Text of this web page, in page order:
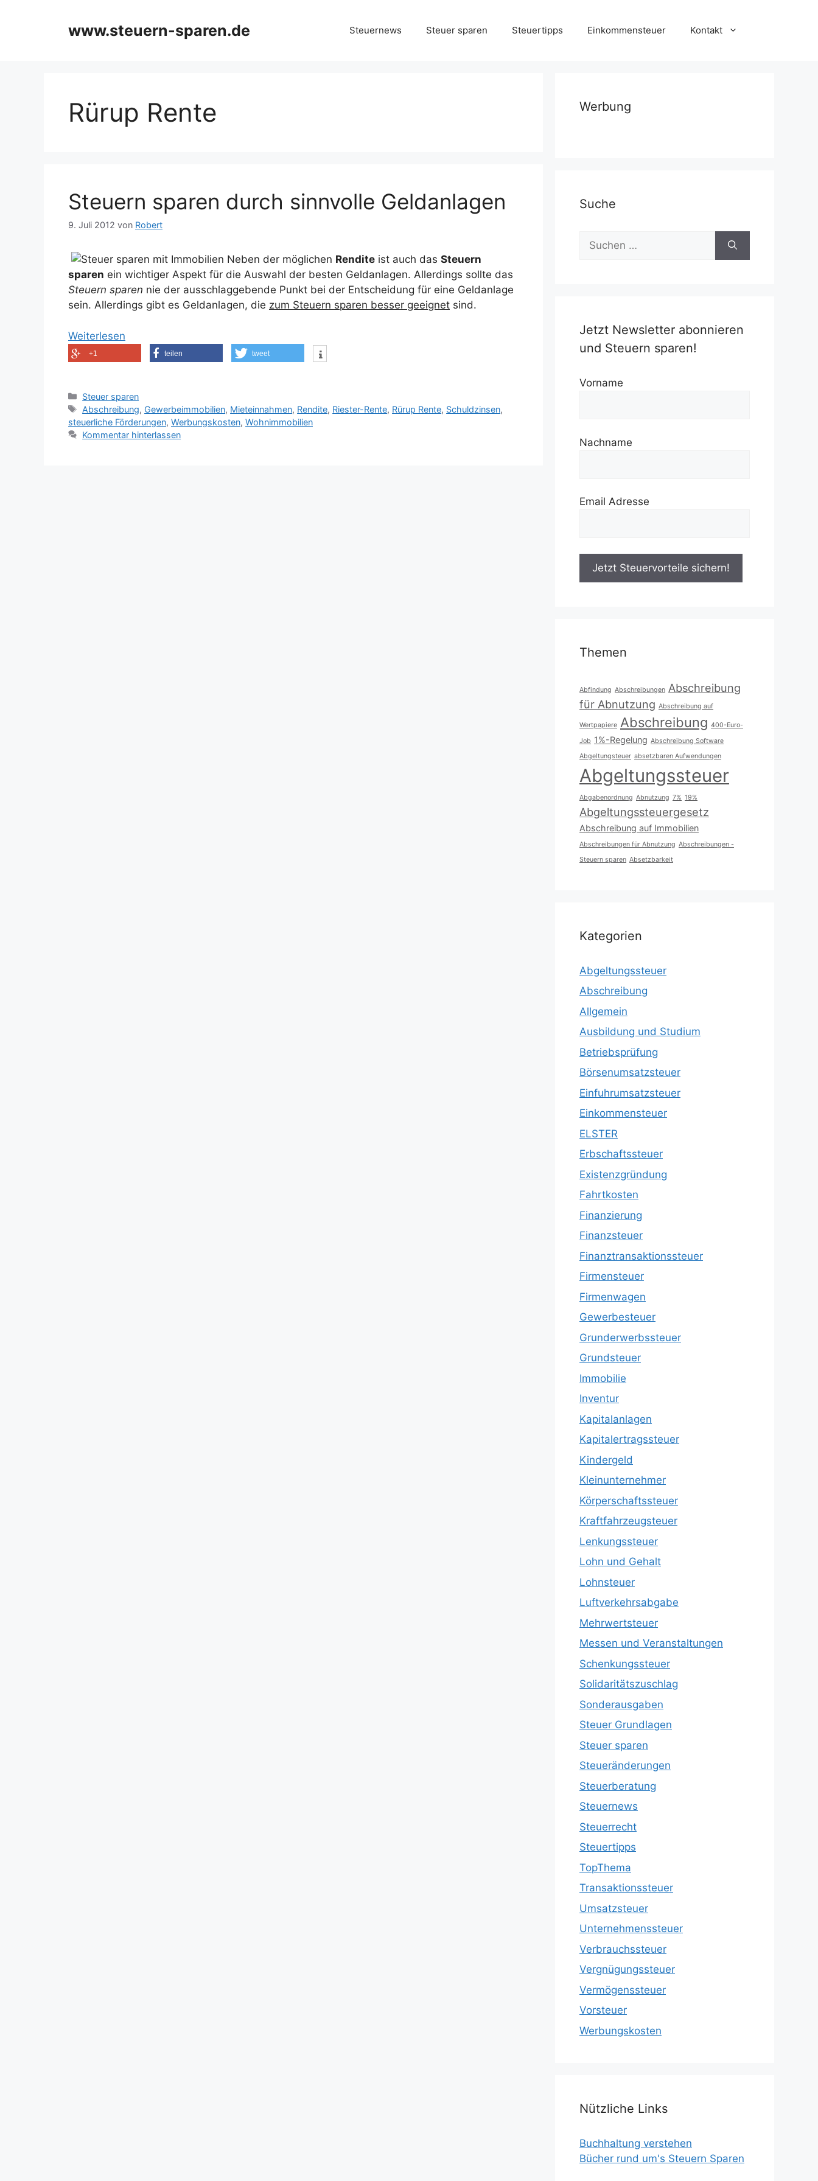
www.steuern-sparen.de Steuernews Steuer sparen Steuertipps Einkommensteuer Kontakt
Rürup Rente
Steuern sparen durch sinnvolle Geldanlagen
9. Juli 2012 von Robert
Neben der möglichen Rendite ist auch das Steuern
sparen ein wichtiger Aspekt für die Auswahl der besten Geldanlagen. Allerdings sollte das
Steuern sparen nie der ausschlaggebende Punkt bei der Entscheidung für eine Geldanlage
sein. Allerdings gibt es Geldanlagen, die zum Steuern sparen besser geeignet sind.
Weiterlesen
+1 teilen tweet
Kategorien
Steuer sparen
Schlagwörter
Abschreibung, Gewerbeimmobilien, Mieteinnahmen, Rendite, Riester-Rente, Rürup Rente, Schuldzinsen,
steuerliche Förderungen, Werbungskosten, Wohnimmobilien
Kommentar hinterlassen
Werbung
Suche
Suchen
nach:
Jetzt Newsletter abonnieren
und Steuern sparen!
Vorname
Nachname
Email Adresse
Themen
Abfindung Abschreibungen Abschreibung
für Abnutzung Abschreibung auf
Wertpapiere Abschreibung 400-Euro-
Job 1%-Regelung Abschreibung Software
Abgeltungsteuer absetzbaren Aufwendungen
Abgeltungssteuer
Abgabenordnung Abnutzung 7% 19%
Abgeltungssteuergesetz
Abschreibung auf Immobilien
Abschreibungen für Abnutzung Abschreibungen -
Steuern sparen Absetzbarkeit
Kategorien
Abgeltungssteuer
Abschreibung
Allgemein
Ausbildung und Studium
Betriebsprüfung
Börsenumsatzsteuer
Einfuhrumsatzsteuer
Einkommensteuer
ELSTER
Erbschaftssteuer
Existenzgründung
Fahrtkosten
Finanzierung
Finanzsteuer
Finanztransaktionssteuer
Firmensteuer
Firmenwagen
Gewerbesteuer
Grunderwerbssteuer
Grundsteuer
Immobilie
Inventur
Kapitalanlagen
Kapitalertragssteuer
Kindergeld
Kleinunternehmer
Körperschaftssteuer
Kraftfahrzeugsteuer
Lenkungssteuer
Lohn und Gehalt
Lohnsteuer
Luftverkehrsabgabe
Mehrwertsteuer
Messen und Veranstaltungen
Schenkungssteuer
Solidaritätszuschlag
Sonderausgaben
Steuer Grundlagen
Steuer sparen
Steueränderungen
Steuerberatung
Steuernews
Steuerrecht
Steuertipps
TopThema
Transaktionssteuer
Umsatzsteuer
Unternehmenssteuer
Verbrauchssteuer
Vergnügungssteuer
Vermögenssteuer
Vorsteuer
Werbungskosten
Nützliche Links
Buchhaltung verstehen
Bücher rund um's Steuern Sparen